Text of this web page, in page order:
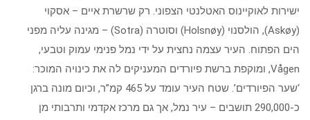
ישירות לאוקיינוס האטלנטי הצפוני. רק שרשרת איים – אסקוי
(Askøy), הולסנוי (Holsnøy) וסוטרה (Sotra) – מגינה עליה מפני
הים הפתוח. העיר עצמה נחצית על ידי נמל פנימי עמוק וטבעי,
Vågen, ומוקפת ברשת פיורדים המעניקים לה את כינויה המוכר:
‘שער הפיורדים’. שטח העיר עומד על 465 קמ”ר, וכיום מונה ברגן
כ-290,000 תושבים – עיר נמל, אך גם מרכז אקדמי ותרבותי מן